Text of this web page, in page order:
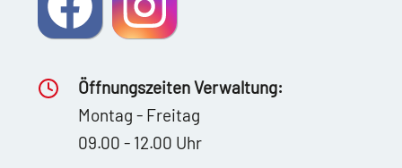
Öffnungszeiten Verwaltung:
Montag - Freitag
09.00 - 12.00 Uhr